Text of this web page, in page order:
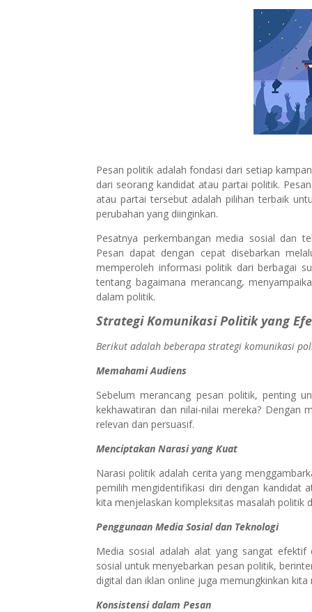
Pesan politik adalah fondasi dari setiap
dari seorang kandidat atau partai politik.
atau partai tersebut adalah pilihan terbaik
perubahan yang diinginkan.
Pesatnya perkembangan media sosial dan
Pesan dapat dengan cepat disebarkan
memperoleh informasi politik dari berbagai
tentang bagaimana merancang,
dalam politik.
Strategi Komunikasi Politik yang
Berikut adalah beberapa strategi komunikasi
Memahami Audiens
Sebelum merancang pesan politik, penting
kekhawatiran dan nilai-nilai mereka? Dengan
relevan dan persuasif.
Menciptakan Narasi yang Kuat
Narasi politik adalah cerita yang
pemilih mengidentifikasi diri dengan kandidat
kita menjelaskan kompleksitas masalah politik
Penggunaan Media Sosial dan Teknologi
Media sosial adalah alat yang sangat
sosial untuk menyebarkan pesan politik,
digital dan iklan online juga memungkinkan
Konsistensi dalam Pesan